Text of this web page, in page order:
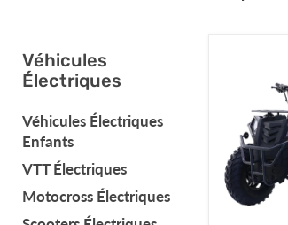
Véhicules
Électriques
Véhicules Électriques
Enfants
VTT Électriques
Motocross Électriques
Quad
Essence
(4
Temps)